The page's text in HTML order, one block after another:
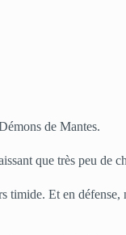
de Mantes.
que très peu de
Et en